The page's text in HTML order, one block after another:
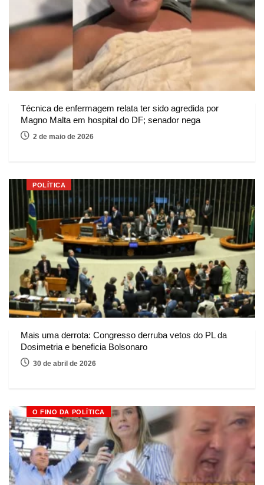
Técnica de enfermagem relata ter sido agredida por
Magno Malta em hospital do DF; senador nega
2 de maio de 2026
POLÍTICA
Mais uma derrota: Congresso derruba vetos do PL da
Dosimetria e beneficia Bolsonaro
30 de abril de 2026
O FINO DA POLÍTICA